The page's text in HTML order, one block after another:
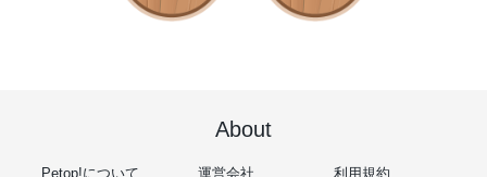
About
Petop!について 運営会社 利用規約